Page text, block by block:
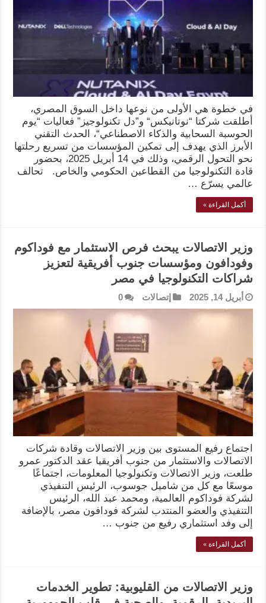
في خطوة هي الأولى من نوعها داخل السوق المصري،
أطلقت شركتا “نوتانيكس“ و”دل تكنولوجيز” فعاليات “يوم
الحوسبة السحابية والذكاء الاصطناعي“، الحدث التقني
الأبرز الذي يهدف إلى تمكين المؤسسات من تسريع رحلتها
نحو التحول الرقمي، وذلك في 14 أبريل 2025، بحضور
قادة التكنولوجيا من القطاعين الحكومي والخاص. تحالف
عالمي يسرّع …
أكمل القراءة »
وزير الاتصالات يبحث فرص الاستثمار مع فوداكوم
وفودافون ومؤسسات جنوب أفريقية لتعزيز
شراكات التكنولوجيا في مصر
أبريل 14, 2025 إتصالات 0
اجتماع رفيع المستوى بين وزير الاتصالات وقادة شركات
الاتصالات والاستثمار من جنوب أفريقيا عقد الدكتور عمرو
طلعت، وزير الاتصالات وتكنولوجيا المعلومات، اجتماعًا
موسعًا مع كل من شاميل جوسوب، الرئيس التنفيذي
لشركة فوداكوم العالمية، ومحمد عبد الله، الرئيس
التنفيذي والعضو المنتدب لشركة فودافون مصر، بالإضافة
إلى وفد استثماري رفيع من جنوب …
أكمل القراءة »
وزير الاتصالات من القليوبية: تطوير الخدمات